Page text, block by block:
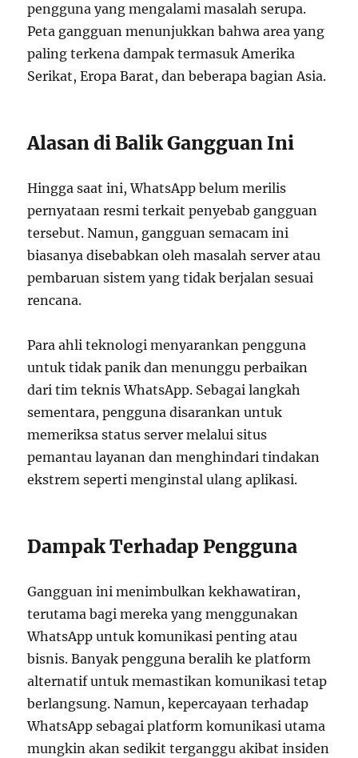
pengguna yang mengalami masalah serupa.
Peta gangguan menunjukkan bahwa area yang
paling terkena dampak termasuk Amerika
Serikat, Eropa Barat, dan beberapa bagian Asia.
Alasan di Balik Gangguan Ini
Hingga saat ini, WhatsApp belum merilis
pernyataan resmi terkait penyebab gangguan
tersebut. Namun, gangguan semacam ini
biasanya disebabkan oleh masalah server atau
pembaruan sistem yang tidak berjalan sesuai
rencana.
Para ahli teknologi menyarankan pengguna
untuk tidak panik dan menunggu perbaikan
dari tim teknis WhatsApp. Sebagai langkah
sementara, pengguna disarankan untuk
memeriksa status server melalui situs
pemantau layanan dan menghindari tindakan
ekstrem seperti menginstal ulang aplikasi.
Dampak Terhadap Pengguna
Gangguan ini menimbulkan kekhawatiran,
terutama bagi mereka yang menggunakan
WhatsApp untuk komunikasi penting atau
bisnis. Banyak pengguna beralih ke platform
alternatif untuk memastikan komunikasi tetap
berlangsung. Namun, kepercayaan terhadap
WhatsApp sebagai platform komunikasi utama
mungkin akan sedikit terganggu akibat insiden